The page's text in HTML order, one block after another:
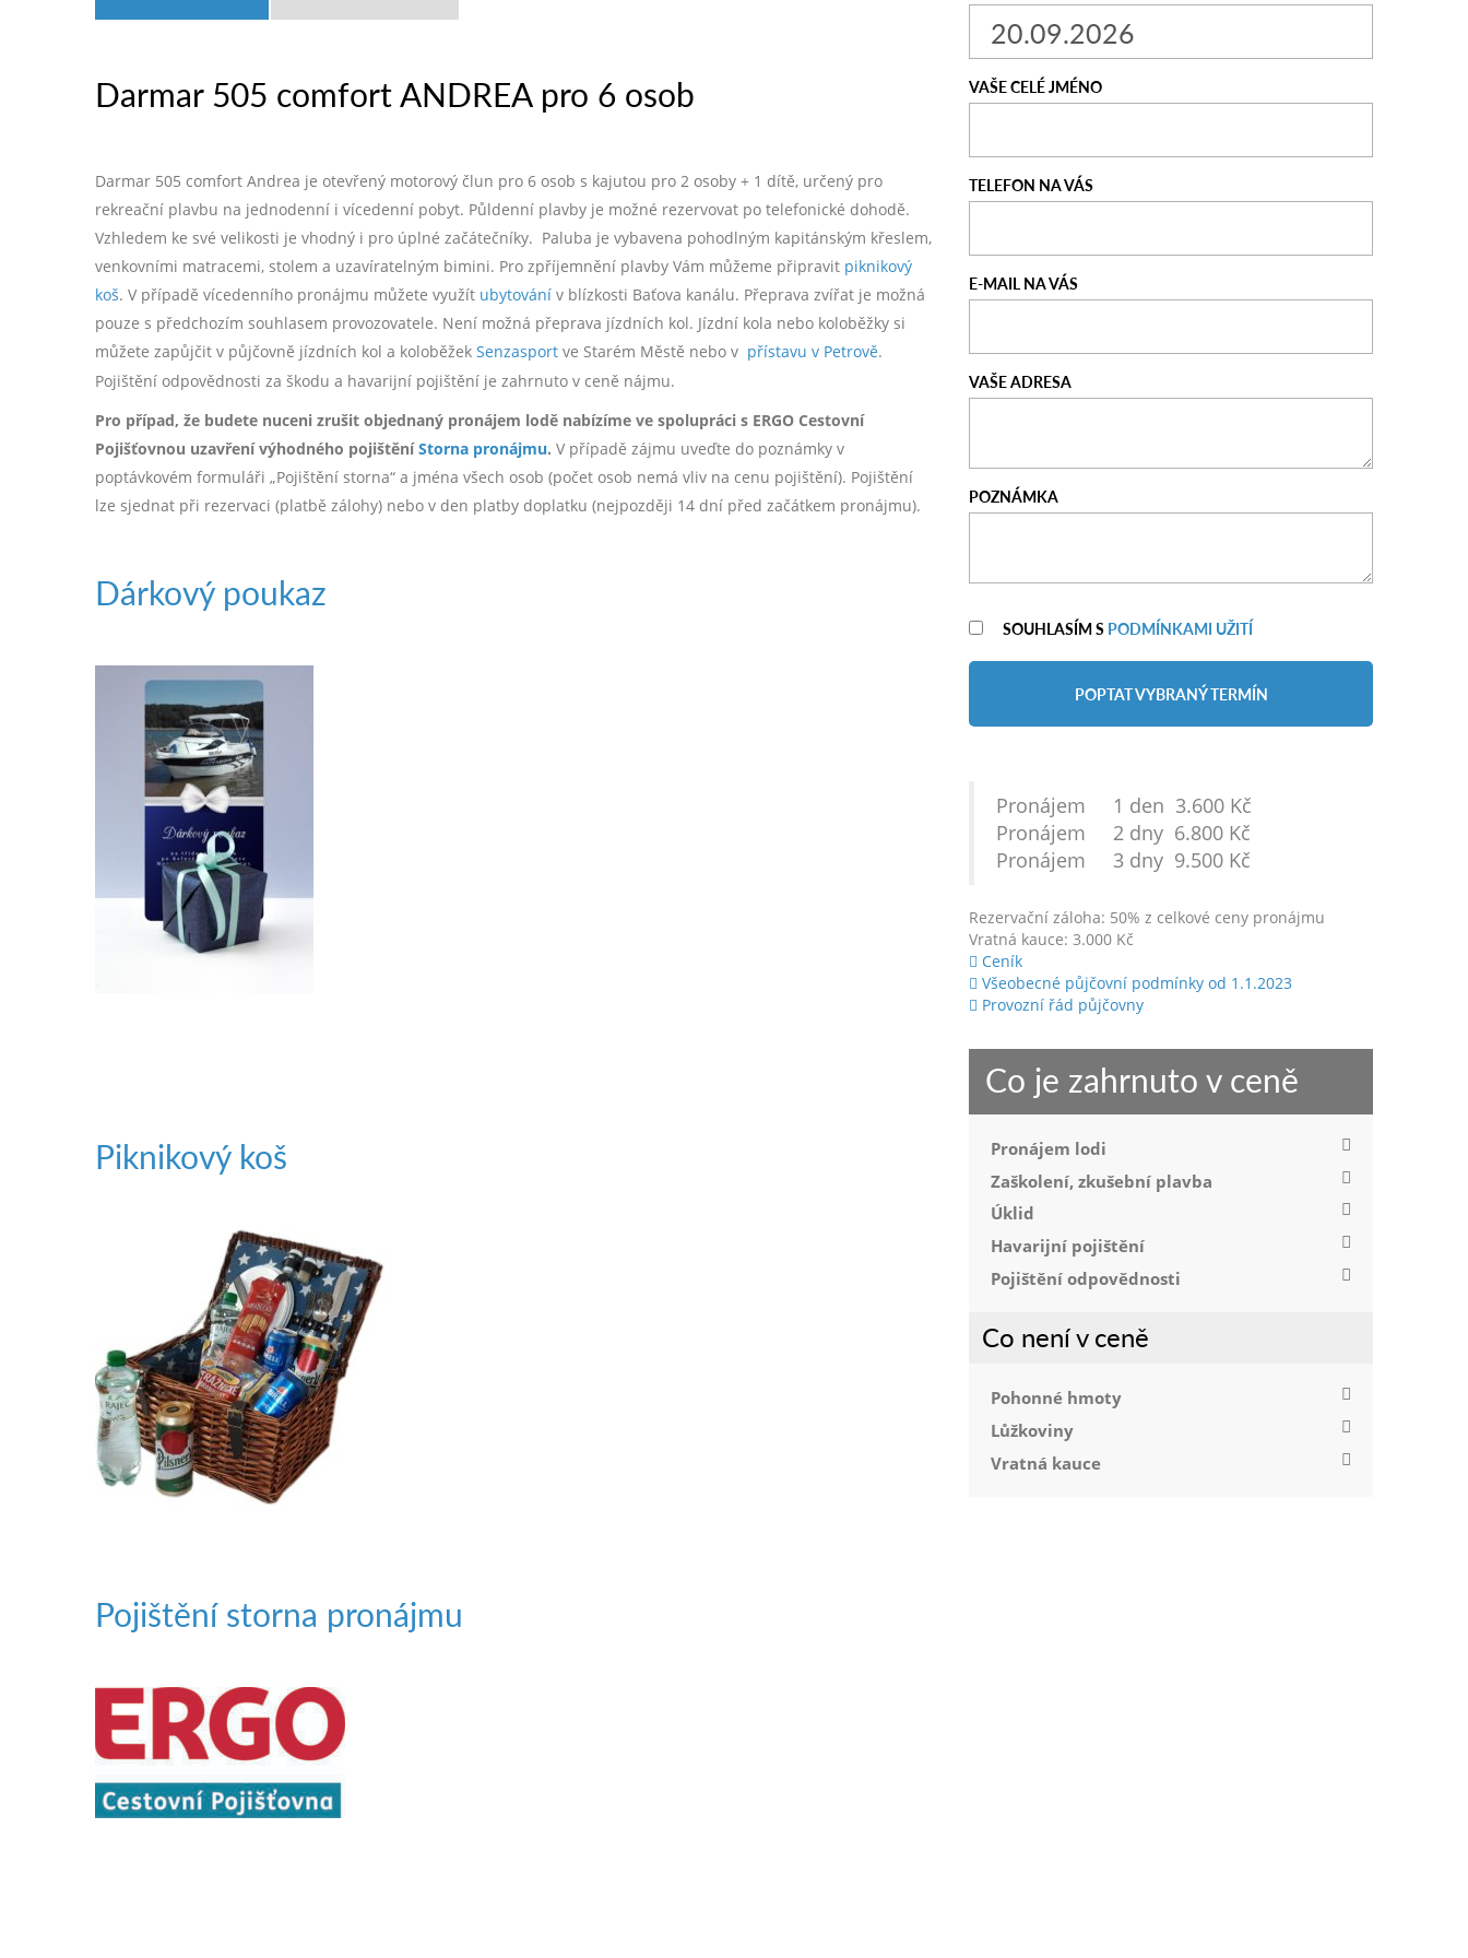
VAŠE CELÉ JMÉNO
TELEFON NA VÁS
E-MAIL NA VÁS
VAŠE ADRESA
POZNÁMKA
SOUHLASÍM S PODMÍNKAMI UŽITÍ
POPTAT VYBRANÝ TERMÍN
Pronájem 1 den 3.600 Kč
Pronájem 2 dny 6.800 Kč
Pronájem 3 dny 9.500 Kč
Rezervační záloha: 50% z celkové ceny pronájmu
Vratná kauce: 3.000 Kč
Ceník
Všeobecné půjčovní podmínky od 1.1.2023
Provozní řád půjčovny
Co je zahrnuto v ceně
Pronájem lodi
Zaškolení, zkušební plavba
Úklid
Havarijní pojištění
Pojištění odpovědnosti
Co není v ceně
Pohonné hmoty
Lůžkoviny
Vratná kauce
Darmar 505 comfort ANDREA pro 6 osob
Darmar 505 comfort Andrea je otevřený motorový člun pro 6 osob s kajutou pro 2 osoby + 1 dítě, určený pro
rekreační plavbu na jednodenní i vícedenní pobyt. Půldenní plavby je možné rezervovat po telefonické dohodě.
Vzhledem ke své velikosti je vhodný i pro úplné začátečníky. Paluba je vybavena pohodlným kapitánským křeslem,
venkovními matracemi, stolem a uzavíratelným bimini. Pro zpříjemnění plavby Vám můžeme připravit piknikový
koš. V případě vícedenního pronájmu můžete využít ubytování v blízkosti Baťova kanálu. Přeprava zvířat je možná
pouze s předchozím souhlasem provozovatele. Není možná přeprava jízdních kol. Jízdní kola nebo koloběžky si
můžete zapůjčit v půjčovně jízdních kol a koloběžek Senzasport ve Starém Městě nebo v přístavu v Petrově.
Pojištění odpovědnosti za škodu a havarijní pojištění je zahrnuto v ceně nájmu.
Pro případ, že budete nuceni zrušit objednaný pronájem lodě nabízíme ve spolupráci s ERGO Cestovní
Pojišťovnou uzavření výhodného pojištěníStorna pronájmu. V případě zájmu uveďte do poznámky v
poptávkovém formuláři „Pojištění storna“ a jména všech osob (počet osob nemá vliv na cenu pojištění). Pojištění
lze sjednat při rezervaci (platbě zálohy) nebo v den platby doplatku (nejpozději 14 dní před začátkem pronájmu).
Dárkový poukaz
Piknikový koš
Pojištění storna pronájmu